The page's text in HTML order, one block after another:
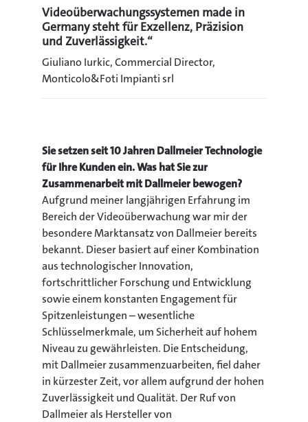
Videoüberwachungssystemen made in
Germany steht für Exzellenz, Präzision
und Zuverlässigkeit.“
Giuliano Iurkic, Commercial Director,
Monticolo&Foti Impianti srl
Sie setzen seit 10 Jahren Dallmeier Technologie
für Ihre Kunden ein. Was hat Sie zur
Zusammenarbeit mit Dallmeier bewogen?
Aufgrund meiner langjährigen Erfahrung im
Bereich der Videoüberwachung war mir der
besondere Marktansatz von Dallmeier bereits
bekannt. Dieser basiert auf einer Kombination
aus technologischer Innovation,
fortschrittlicher Forschung und Entwicklung
sowie einem konstanten Engagement für
Spitzenleistungen – wesentliche
Schlüsselmerkmale, um Sicherheit auf hohem
Niveau zu gewährleisten. Die Entscheidung,
mit Dallmeier zusammenzuarbeiten, fiel daher
in kürzester Zeit, vor allem aufgrund der hohen
Zuverlässigkeit und Qualität. Der Ruf von
Dallmeier als Hersteller von